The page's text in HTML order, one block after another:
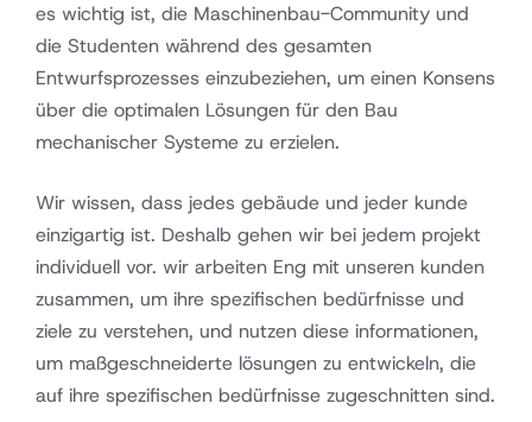
es wichtig ist, die Maschinenbau-Community und
die Studenten während des gesamten
Entwurfsprozesses einzubeziehen, um einen Konsens
über die optimalen Lösungen für den Bau
mechanischer Systeme zu erzielen.
Wir wissen, dass jedes gebäude und jeder kunde
einzigartig ist. Deshalb gehen wir bei jedem projekt
individuell vor. wir arbeiten Eng mit unseren kunden
zusammen, um ihre spezifischen bedürfnisse und
ziele zu verstehen, und nutzen diese informationen,
um maßgeschneiderte lösungen zu entwickeln, die
auf ihre spezifischen bedürfnisse zugeschnitten sind.